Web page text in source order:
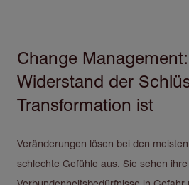
Direkt
Inhalt
Change
Widerstand der
Transformation ist
Veränderungen lösen bei den
schlechte Gefühle aus. Sie sehen